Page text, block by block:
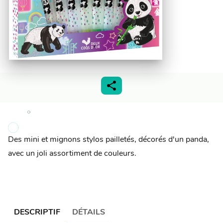
Des mini et mignons stylos pailletés, décorés d'un panda,
avec un joli assortiment de couleurs.
DESCRIPTIF DÉTAILS